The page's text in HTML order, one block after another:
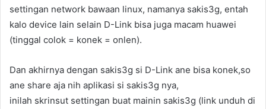
settingan network bawaan linux, namanya sakis3g, entah
kalo device lain selain D-Link bisa juga macam huawei
(tinggal colok = konek = onlen).
Dan akhirnya dengan sakis3g si D-Link ane bisa konek,so
ane share aja nih aplikasi si sakis3g nya,
inilah skrinsut settingan buat mainin sakis3g (link unduh di